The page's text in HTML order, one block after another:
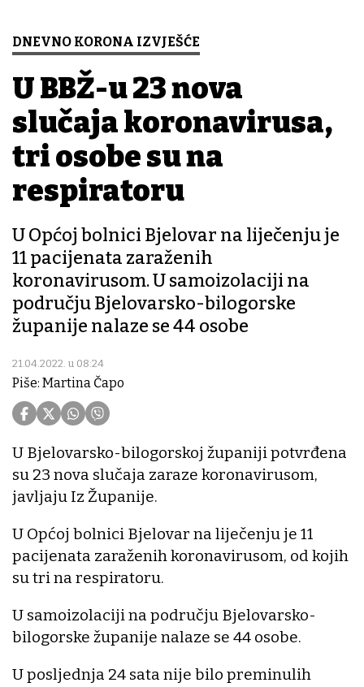
DNEVNO KORONA IZVJEŠĆE
U BBŽ-u 23 nova
slučaja koronavirusa,
tri osobe su na
respiratoru
U Općoj bolnici Bjelovar na liječenju je
11 pacijenata zaraženih
koronavirusom. U samoizolaciji na
području Bjelovarsko-bilogorske
županije nalaze se 44 osobe
21.04.2022. u 08:24
Piše: Martina Čapo
U Bjelovarsko-bilogorskoj županiji potvrđena
su 23 nova slučaja zaraze koronavirusom,
javljaju Iz Županije.
U Općoj bolnici Bjelovar na liječenju je 11
pacijenata zaraženih koronavirusom, od kojih
su tri na respiratoru.
U samoizolaciji na području Bjelovarsko-
bilogorske županije nalaze se 44 osobe.
U posljednja 24 sata nije bilo preminulih